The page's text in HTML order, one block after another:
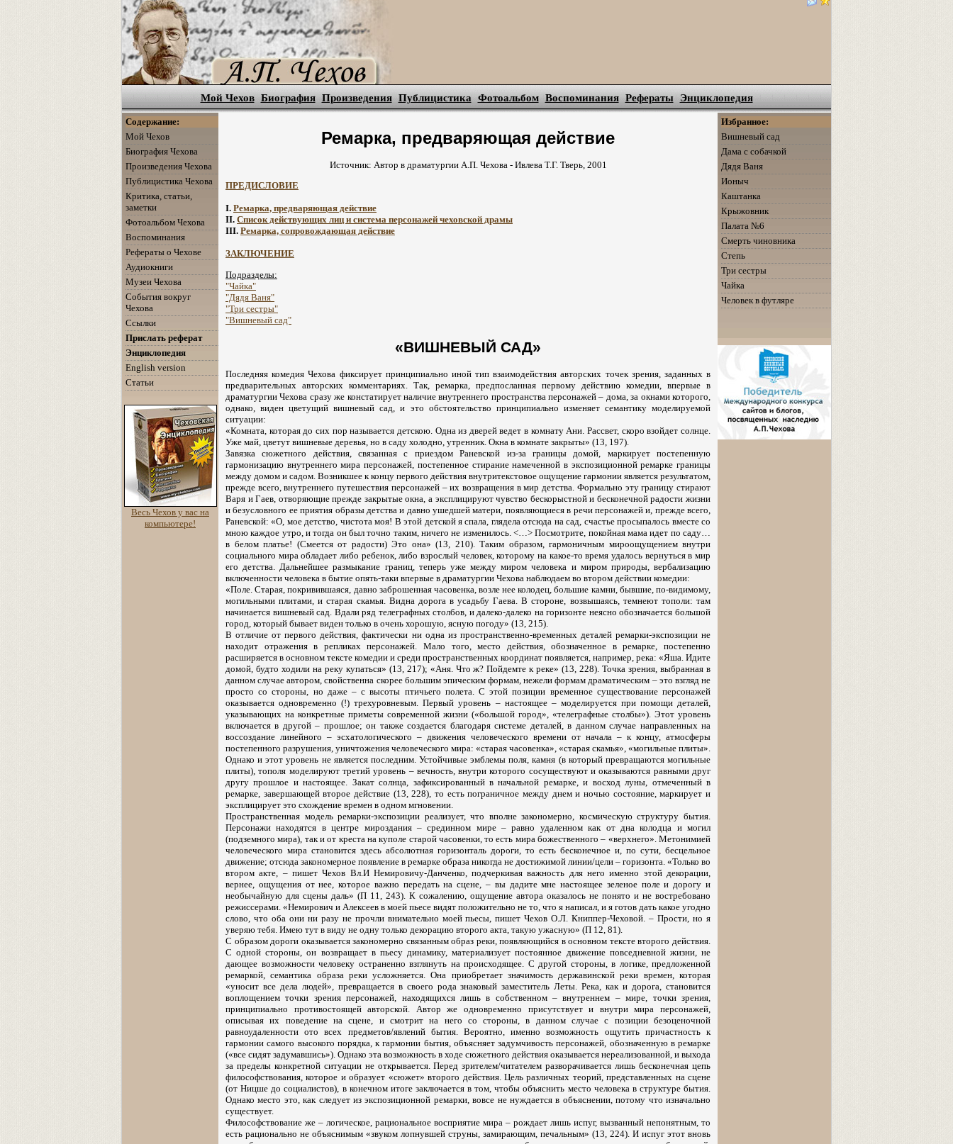
Мой Чехов Биография Произведения Публицистика Фотоальбом Воспоминания Рефераты Энциклопедия
Содержание:
Мой Чехов
Биография Чехова
Произведения Чехова
Публицистика Чехова
Критика, статьи,
заметки
Фотоальбом Чехова
Воспоминания
Рефераты о Чехове
Аудиокниги
Музеи Чехова
События вокруг
Чехова
Ссылки
Прислать реферат
Энциклопедия
English version
Статьи
Весь Чехов у вас на
компьютере!
Ремарка, предваряющая действие
Источник: Автор в драматургии А.П. Чехова - Ивлева Т.Г. Тверь, 2001
ПРЕДИСЛОВИЕ
I. Ремарка, предваряющая действие
II. Список действующих лиц и система персонажей чеховской драмы
III. Ремарка, сопровождающая действие
ЗАКЛЮЧЕНИЕ
Подразделы:
"Чайка"
"Дядя Ваня"
"Три сестры"
"Вишневый сад"
«ВИШНЕВЫЙ САД»
Последняя комедия Чехова фиксирует принципиально иной тип взаимодействия авторских точек зрения, заданных в
предварительных авторских комментариях. Так, ремарка, предпосланная первому действию комедии, впервые в
драматургии Чехова сразу же констатирует наличие внутреннего пространства персонажей – дома, за окнами которого,
однако, виден цветущий вишневый сад, и это обстоятельство принципиально изменяет семантику моделируемой
ситуации:
«Комната, которая до сих пор называется детскою. Одна из дверей ведет в комнату Ани. Рассвет, скоро взойдет солнце.
Уже май, цветут вишневые деревья, но в саду холодно, утренник. Окна в комнате закрыты» (13, 197).
Завязка сюжетного действия, связанная с приездом Раневской из-за границы домой, маркирует постепенную
гармонизацию внутреннего мира персонажей, постепенное стирание намеченной в экспозиционной ремарке границы
между домом и садом. Возникшее к концу первого действия внутритекстовое ощущение гармонии является результатом,
прежде всего, внутреннего путешествия персонажей – их возвращения в мир детства. Формально эту границу стирают
Варя и Гаев, отворяющие прежде закрытые окна, а эксплицируют чувство бескорыстной и бесконечной радости жизни
и безусловного ее приятия образы детства и давно ушедшей матери, появляющиеся в речи персонажей и, прежде всего,
Раневской: «О, мое детство, чистота моя! В этой детской я спала, глядела отсюда на сад, счастье просыпалось вместе со
мною каждое утро, и тогда он был точно таким, ничего не изменилось. <…> Посмотрите, покойная мама идет по саду…
в белом платье! (Смеется от радости) Это она» (13, 210). Таким образом, гармоничным мироощущением внутри
социального мира обладает либо ребенок, либо взрослый человек, которому на какое-то время удалось вернуться в мир
его детства. Дальнейшее размыкание границ, теперь уже между миром человека и миром природы, вербализацию
включенности человека в бытие опять-таки впервые в драматургии Чехова наблюдаем во втором действии комедии:
«Поле. Старая, покривившаяся, давно заброшенная часовенка, возле нее колодец, большие камни, бывшие, по-видимому,
могильными плитами, и старая скамья. Видна дорога в усадьбу Гаева. В стороне, возвышаясь, темнеют тополи: там
начинается вишневый сад. Вдали ряд телеграфных столбов, и далеко-далеко на горизонте неясно обозначается большой
город, который бывает виден только в очень хорошую, ясную погоду» (13, 215).
В отличие от первого действия, фактически ни одна из пространственно-временных деталей ремарки-экспозиции не
находит отражения в репликах персонажей. Мало того, место действия, обозначенное в ремарке, постепенно
расширяется в основном тексте комедии и среди пространственных координат появляется, например, река: «Яша. Идите
домой, будто ходили на реку купаться» (13, 217); «Аня. Что ж? Пойдемте к реке» (13, 228). Точка зрения, выбранная в
данном случае автором, свойственна скорее большим эпическим формам, нежели формам драматическим – это взгляд не
просто со стороны, но даже – с высоты птичьего полета. С этой позиции временное существование персонажей
оказывается одновременно (!) трехуровневым. Первый уровень – настоящее – моделируется при помощи деталей,
указывающих на конкретные приметы современной жизни («большой город», «телеграфные столбы»). Этот уровень
включается в другой – прошлое; он также создается благодаря системе деталей, в данном случае направленных на
воссоздание линейного – эсхатологического – движения человеческого времени от начала – к концу, атмосферы
постепенного разрушения, уничтожения человеческого мира: «старая часовенка», «старая скамья», «могильные плиты».
Однако и этот уровень не является последним. Устойчивые эмблемы поля, камня (в который превращаются могильные
плиты), тополя моделируют третий уровень – вечность, внутри которого сосуществуют и оказываются равными друг
другу прошлое и настоящее. Закат солнца, зафиксированный в начальной ремарке, и восход луны, отмеченный в
ремарке, завершающей второе действие (13, 228), то есть пограничное между днем и ночью состояние, маркирует и
эксплицирует это схождение времен в одном мгновении.
Пространственная модель ремарки-экспозиции реализует, что вполне закономерно, космическую структуру бытия.
Персонажи находятся в центре мироздания – срединном мире – равно удаленном как от дна колодца и могил
(подземного мира), так и от креста на куполе старой часовенки, то есть мира божественного – «верхнего». Метонимией
человеческого мира становится здесь абсолютная горизонталь дороги, то есть бесконечное и, по сути, бесцельное
движение; отсюда закономерное появление в ремарке образа никогда не достижимой линии/цели – горизонта. «Только во
втором акте, – пишет Чехов Вл.И Немировичу-Данченко, подчеркивая важность для него именно этой декорации,
вернее, ощущения от нее, которое важно передать на сцене, – вы дадите мне настоящее зеленое поле и дорогу и
необычайную для сцены даль» (П 11, 243). К сожалению, ощущение автора оказалось не понято и не востребовано
режиссерами. «Немирович и Алексеев в моей пьесе видят положительно не то, что я написал, и я готов дать какое угодно
слово, что оба они ни разу не прочли внимательно моей пьесы, пишет Чехов О.Л. Книппер-Чеховой. – Прости, но я
уверяю тебя. Имею тут в виду не одну только декорацию второго акта, такую ужасную» (П 12, 81).
С образом дороги оказывается закономерно связанным образ реки, появляющийся в основном тексте второго действия.
С одной стороны, он возвращает в пьесу динамику, материализует постоянное движение повседневной жизни, не
дающее возможности человеку остраненно взглянуть на происходящее. С другой стороны, в логике, предложенной
ремаркой, семантика образа реки усложняется. Она приобретает значимость державинской реки времен, которая
«уносит все дела людей», превращается в своего рода знаковый заместитель Леты. Река, как и дорога, становится
воплощением точки зрения персонажей, находящихся лишь в собственном – внутреннем – мире, точки зрения,
принципиально противостоящей авторской. Автор же одновременно присутствует и внутри мира персонажей,
описывая их поведение на сцене, и смотрит на него со стороны, в данном случае с позиции безоценочной
равноудаленности ото всех предметов/явлений бытия. Вероятно, именно возможность ощутить причастность к
гармонии самого высокого порядка, к гармонии бытия, объясняет задумчивость персонажей, обозначенную в ремарке
(«все сидят задумавшись»). Однако эта возможность в ходе сюжетного действия оказывается нереализованной, и выхода
за пределы конкретной ситуации не открывается. Перед зрителем/читателем разворачивается лишь бесконечная цепь
философствования, которое и образует «сюжет» второго действия. Цель различных теорий, представленных на сцене
(от Ницше до социалистов), в конечном итоге заключается в том, чтобы объяснить место человека в структуре бытия.
Однако место это, как следует из экспозиционной ремарки, вовсе не нуждается в объяснении, потому что изначально
существует.
Философствование же – логическое, рациональное восприятие мира – рождает лишь испуг, вызванный непонятным, то
есть рационально не объяснимым «звуком лопнувшей струны, замирающим, печальным» (13, 224). И испуг этот вновь
Избранное:
Вишневый сад
Дама с собачкой
Дядя Ваня
Ионыч
Каштанка
Крыжовник
Палата №6
Смерть чиновника
Степь
Три сестры
Чайка
Человек в футляре